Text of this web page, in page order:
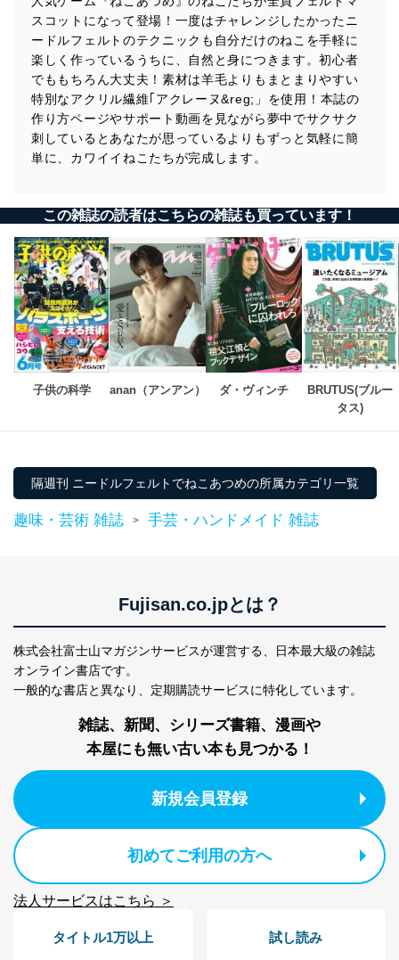
スコットになって登場！一度はチャレンジしたかったニ
ードルフェルトのテクニックも自分だけのねこを手軽に
楽しく作っているうちに、自然と身につきます。初心者
でももちろん大丈夫！素材は羊毛よりもまとまりやすい
特別なアクリル繊維｢アクレーヌ&reg;」を使用！本誌の
作り方ページやサポート動画を見ながら夢中でサクサク
刺しているとあなたが思っているよりもずっと気軽に簡
単に、カワイイねこたちが完成します。
この雑誌の読者はこちらの雑誌も買っています！
子供の科学 anan（アンアン） ダ・ヴィンチ
BRUTUS(ブルー
タス)
隔週刊 ニードルフェルトでねこあつめの所属カテゴリ一覧
趣味・芸術 雑誌 > 手芸・ハンドメイド 雑誌
Fujisan.co.jpとは？
株式会社富士山マガジンサービスが運営する、
日本最大級の雑誌
オンライン書店です。
一般的な書店と異なり、 定期購読サービスに特化しています。
雑誌、新聞、シリーズ書籍、漫画や
本屋にも無い古い本も見つかる！
新規会員登録
初めてご利用の方へ
法人サービスはこちら ＞
タイトル1万以上 試し読み